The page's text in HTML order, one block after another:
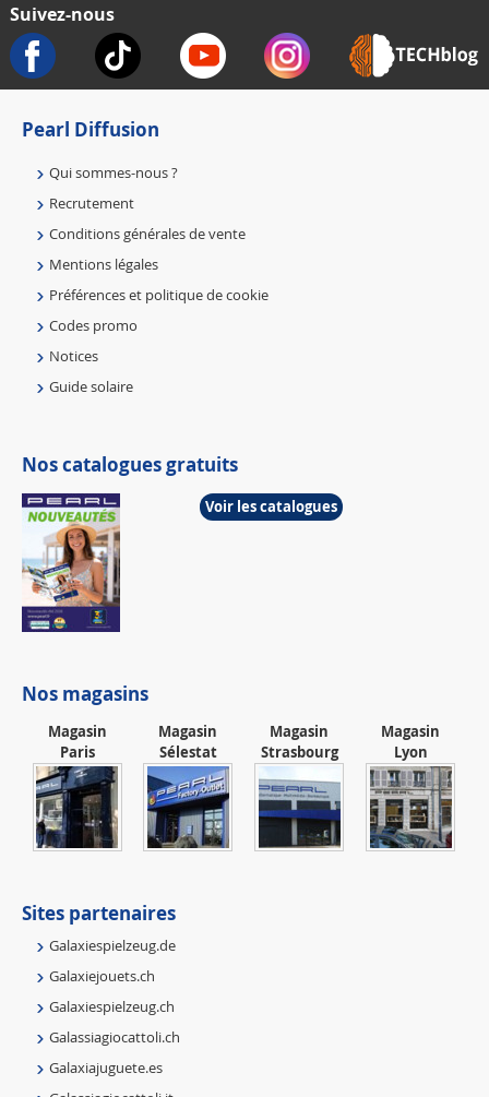
Suivez-nous
Pearl Diffusion
Qui sommes-nous ?
Recrutement
Conditions générales de vente
Mentions légales
Préférences et politique de cookie
Codes promo
Notices
Guide solaire
Nos catalogues gratuits
Voir les catalogues
Nos magasins
Magasin
Paris
Magasin
Sélestat
Magasin
Strasbourg
Magasin
Lyon
Sites partenaires
Galaxiespielzeug.de
Galaxiejouets.ch
Galaxiespielzeug.ch
Galassiagiocattoli.ch
Galaxiajuguete.es